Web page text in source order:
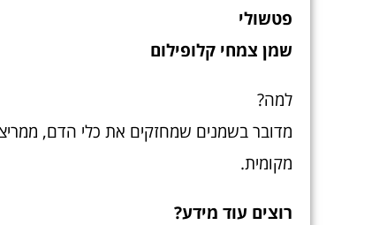
פטשולי
שמן צמחי קלופילום
למה?
מדובר בשמנים שמחזקים את כלי הדם,
מקומית.
רוצים עוד מידע?